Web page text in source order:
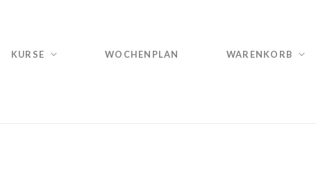
KURSE WOCHENPLAN WARENKORB